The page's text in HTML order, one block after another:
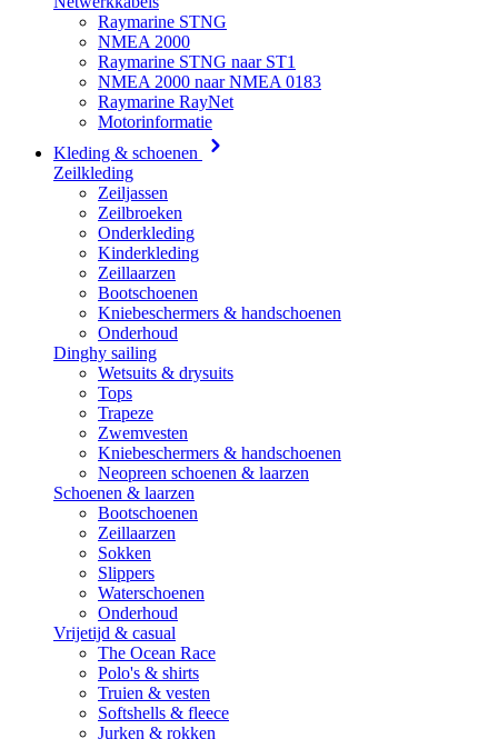
Raymarine STNG
NMEA 2000
Raymarine STNG naar ST1
NMEA 2000 naar NMEA 0183
Raymarine RayNet
Motorinformatie
Kleding & schoenen
Zeilkleding
Zeiljassen
Zeilbroeken
Onderkleding
Kinderkleding
Zeillaarzen
Bootschoenen
Kniebeschermers & handschoenen
Onderhoud
Dinghy sailing
Wetsuits & drysuits
Tops
Trapeze
Zwemvesten
Kniebeschermers & handschoenen
Neopreen schoenen & laarzen
Schoenen & laarzen
Bootschoenen
Zeillaarzen
Sokken
Slippers
Waterschoenen
Onderhoud
Vrijetijd & casual
The Ocean Race
Polo's & shirts
Truien & vesten
Softshells & fleece
Jurken & rokken